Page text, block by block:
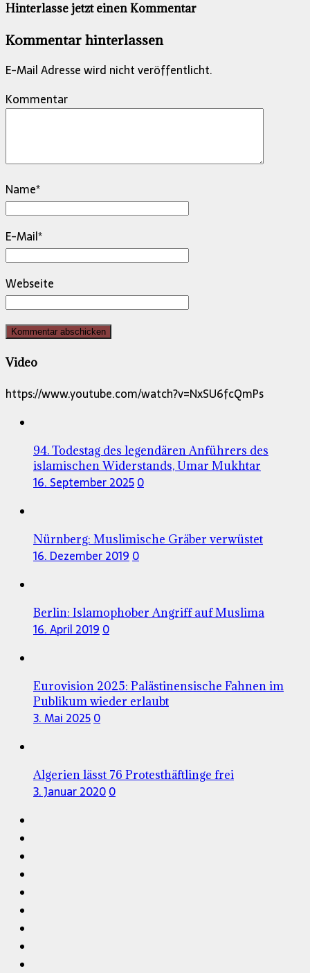
Hinterlasse jetzt einen Kommentar
Kommentar hinterlassen
E-Mail Adresse wird nicht veröffentlicht.
Kommentar
Name*
E-Mail*
Webseite
Video
https://www.youtube.com/watch?v=NxSU6fcQmPs
94. Todestag des legendären Anführers des
islamischen Widerstands, Umar Mukhtar
16. September 20250
Nürnberg: Muslimische Gräber verwüstet
16. Dezember 2019 0
Berlin: Islamophober Angriff auf Muslima
16. April 2019 0
Eurovision 2025: Palästinensische Fahnen im
Publikum wieder erlaubt
3. Mai 20250
Algerien lässt 76 Protesthäftlinge frei
3. Januar 20200